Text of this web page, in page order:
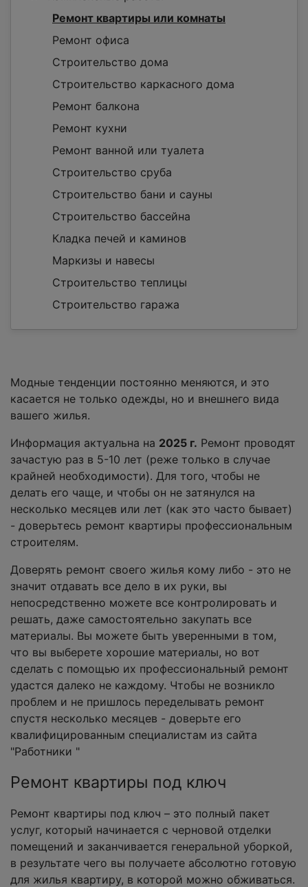
Ремонт квартиры или комнаты
Ремонт офиса
Строительство дома
Строительство каркасного дома
Ремонт балкона
Ремонт кухни
Ремонт ванной или туалета
Строительство сруба
Строительство бани и сауны
Строительство бассейна
Кладка печей и каминов
Маркизы и навесы
Строительство теплицы
Строительство гаража
Модные тенденции постоянно меняются, и это
касается не только одежды, но и внешнего вида
вашего жилья.
Информация актуальна на 2025 г. Ремонт проводят
зачастую раз в 5-10 лет (реже только в случае
крайней необходимости). Для того, чтобы не
делать его чаще, и чтобы он не затянулся на
несколько месяцев или лет (как это часто бывает)
- доверьтесь ремонт квартиры профессиональным
строителям.
Доверять ремонт своего жилья кому либо - это не
значит отдавать все дело в их руки, вы
непосредственно можете все контролировать и
решать, даже самостоятельно закупать все
материалы. Вы можете быть уверенными в том,
что вы выберете хорошие материалы, но вот
сделать с помощью их профессиональный ремонт
удастся далеко не каждому. Чтобы не возникло
проблем и не пришлось переделывать ремонт
спустя несколько месяцев - доверьте его
квалифицированным специалистам из сайта
"Работники "
Ремонт квартиры под ключ
Ремонт квартиры под ключ – это полный пакет
услуг, который начинается с черновой отделки
помещений и заканчивается генеральной уборкой,
в результате чего вы получаете абсолютно готовую
для жилья квартиру, в которой можно обживаться.